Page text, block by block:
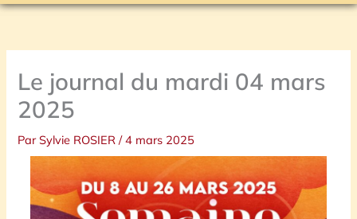
Le journal du mardi 04 mars
2025
ParSylvie ROSIER/4 mars 2025